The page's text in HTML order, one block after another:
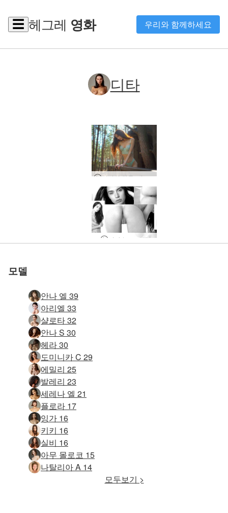
☰ 헤그레 영화 우리와 함께하세요
디타
디타의 하루, 키예프, 우크라이나
디타 누드 모델
모델
안나 엘 39
아리엘 33
샬로타 32
안나 S 30
헤라 30
도미니카 C 29
에밀리 25
발레리 23
세레나 엘 21
플로라 17
잉가 16
키키 16
실비 16
아무 몰로코 15
나탈리아 A 14
모두보기 >